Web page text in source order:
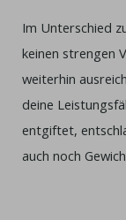
Im Unterschied
keinen strengen
weiterhin
deine
entgiftet,
auch noch